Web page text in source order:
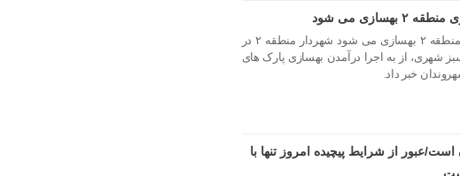
می شود
پارک های سطح حوزه شهرداری منطقه ۲ بهسازی می شود شهردار منطقه ۲ در
شهری، از به اجرا درآمدن بهسازی پارک های
خبر داد.
عبور از شرایط پیچیده امروز تنها با